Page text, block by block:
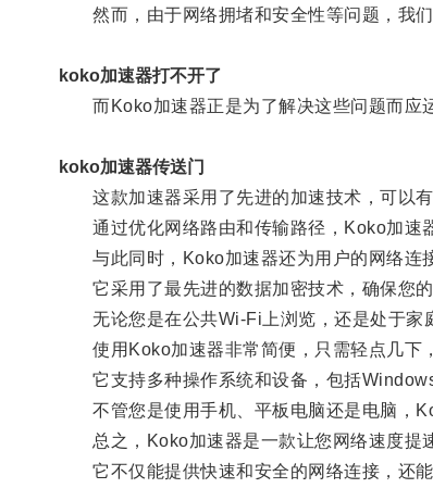
然而，由于网络拥堵和安全性等问题，我们
koko加速器打不开了
而Koko加速器正是为了解决这些问题而应运
koko加速器传送门
这款加速器采用了先进的加速技术，可以有
通过优化网络路由和传输路径，Koko加速器
与此同时，Koko加速器还为用户的网络连接
它采用了最先进的数据加密技术，确保您的
无论您是在公共Wi-Fi上浏览，还是处于家庭
使用Koko加速器非常简便，只需轻点几下，
它支持多种操作系统和设备，包括Windows
不管您是使用手机、平板电脑还是电脑，
总之，Koko加速器是一款让您网络速度提速
它不仅能提供快速和安全的网络连接，还能